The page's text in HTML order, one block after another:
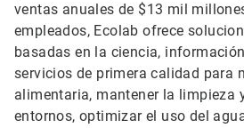
ventas anuales de $13 mil
empleados, Ecolab ofrece
basadas en la ciencia,
servicios de primera calidad para
alimentaria, mantener la limpieza
entornos, optimizar el uso del